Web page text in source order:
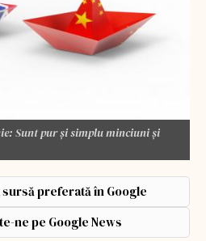
Sunt pur şi simplu minciuni şi
sursă preferată în Google
ne pe Google News